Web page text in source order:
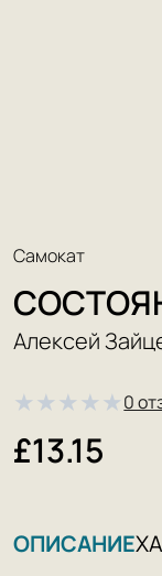
Самокат
Алексей
★★★★★0
£13.15
ОПИСАНИЕ